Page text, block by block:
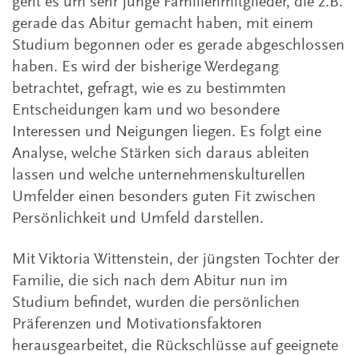
gerade das Abitur gemacht haben, mit einem
Studium begonnen oder es gerade abgeschlossen
haben. Es wird der bisherige Werdegang
betrachtet, gefragt, wie es zu bestimmten
Entscheidungen kam und wo besondere
Interessen und Neigungen liegen. Es folgt eine
Analyse, welche Stärken sich daraus ableiten
lassen und welche unternehmenskulturellen
Umfelder einen besonders guten Fit zwischen
Persönlichkeit und Umfeld darstellen.
Mit Viktoria Wittenstein, der jüngsten Tochter der
Familie, die sich nach dem Abitur nun im
Studium befindet, wurden die persönlichen
Präferenzen und Motivationsfaktoren
herausgearbeitet, die Rückschlüsse auf geeignete